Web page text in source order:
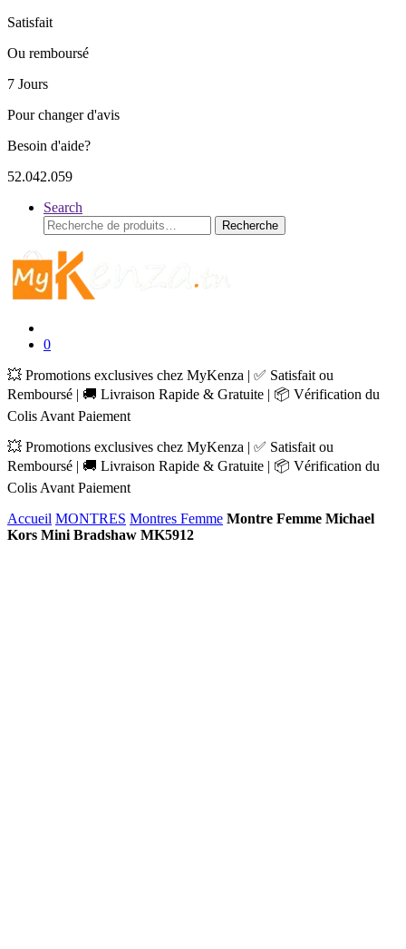
Satisfait
Ou remboursé
7 Jours
Pour changer d'avis
Besoin d'aide?
52.042.059
Search
Recherche
pour :
Recherche
0
💥 Promotions exclusives chez MyKenza | ✅ Satisfait ou
Remboursé | 🚚 Livraison Rapide & Gratuite | 📦 Vérification du
Colis Avant Paiement
💥 Promotions exclusives chez MyKenza | ✅ Satisfait ou
Remboursé | 🚚 Livraison Rapide & Gratuite | 📦 Vérification du
Colis Avant Paiement
Accueil MONTRES Montres Femme Montre Femme Michael
Kors Mini Bradshaw MK5912